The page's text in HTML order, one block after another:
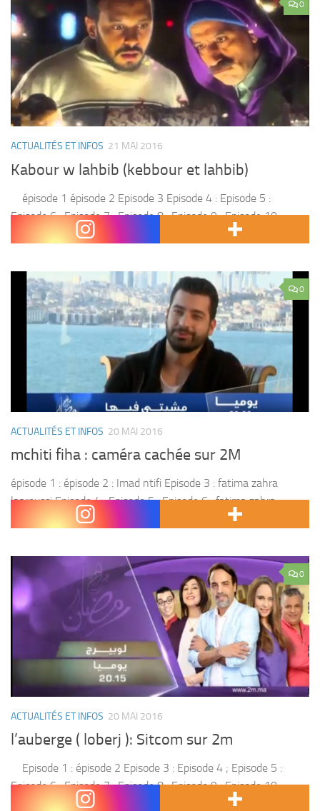
0
ACTUALITÉS ET INFOS 21 MAI 2016
Kabour w lahbib (kebbour et lahbib)
épisode 1 épisode 2 Episode 3 Episode 4 : Episode 5 :
Episode 6 : Episode 7 : Episode 8 : Episode 9 : Episode 10 :
Episode 11 : Episode 12...
0
ACTUALITÉS ET INFOS 20 MAI 2016
mchiti fiha : caméra cachée sur 2M
épisode 1 : épisode 2 : Imad ntifi Episode 3 : fatima zahra
laaroussi Episode 4 : Episode 5 : Episode 6 : fatima zahra
benasser Episode 7 : samid ghilan Episode 8 :...
0
ACTUALITÉS ET INFOS 20 MAI 2016
l’auberge ( loberj ): Sitcom sur 2m
Episode 1 : épisode 2 Episode 3 : Episode 4 ; Episode 5 :
Episode 6 : Episode 7 : Episode 8 : Episode 9 : Episode 10 :
Episode 11 :...